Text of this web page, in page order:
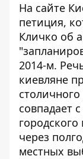
На сайте
петиция,
Кличко об
2014-м.
киевляне
совпадает
через
местных